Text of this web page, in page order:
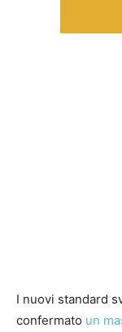
I nuovi standard
confermato un